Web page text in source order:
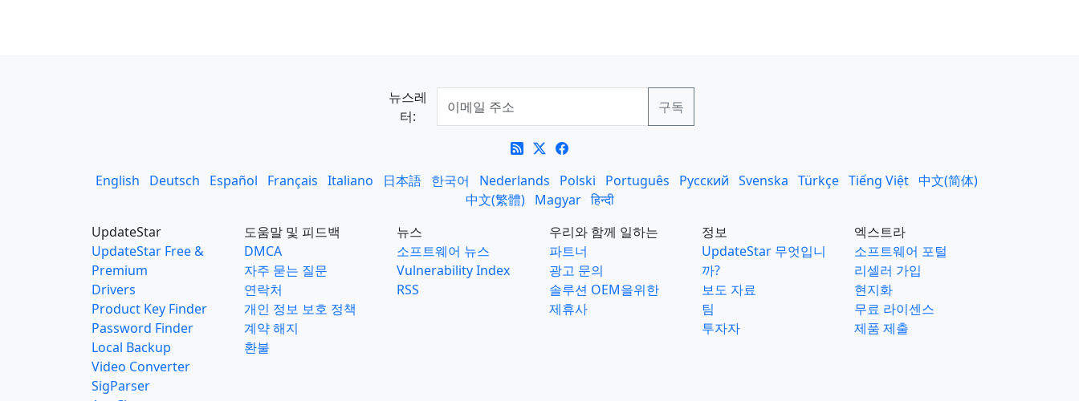
뉴스레
터:
English Deutsch Español Français Italiano 日本語 한국어 Nederlands Polski Português Русский Svenska Türkçe Tiếng Việt 中文(简体)
中文(繁體)
Magyar हिन्दी
UpdateStar
UpdateStar Free &
Premium
Drivers
Product Key Finder
Password Finder
Local Backup
Video Converter
SigParser
도움말 및 피드백
DMCA
자주 묻는 질문
연락처
개인 정보 보호 정책
계약 해지
환불
뉴스
소프트웨어 뉴스
Vulnerability Index
RSS
우리와 함께 일하는
파트너
광고 문의
솔루션 OEM을위한
제휴사
정보
UpdateStar 무엇입니
까?
보도 자료
팀
투자자
엑스트라
소프트웨어 포털
리셀러 가입
현지화
무료 라이센스
제품 제출